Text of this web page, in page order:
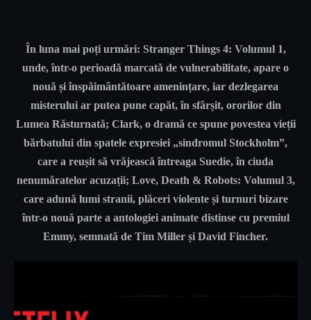
În luna mai poți urmări: Stranger Things 4: Volumul 1,
unde, într-o perioadă marcată de vulnerabilitate, apare o
nouă și înspăimântătoare amenințare, iar dezlegarea
misterului ar putea pune capăt, în sfârșit, ororilor din
Lumea Răsturnată; Clark, o dramă ce spune povestea vieții
bărbatului din spatele expresiei „sindromul Stockholm”,
care a reușit să vrăjească întreaga Suedie, în ciuda
nenumăratelor acuzații; Love, Death & Robots: Volumul 3,
care adună lumi stranii, plăceri violente și turnuri bizare
într-o nouă parte a antologiei animate distinse cu premiul
Emmy, semnată de Tim Miller și David Fincher.